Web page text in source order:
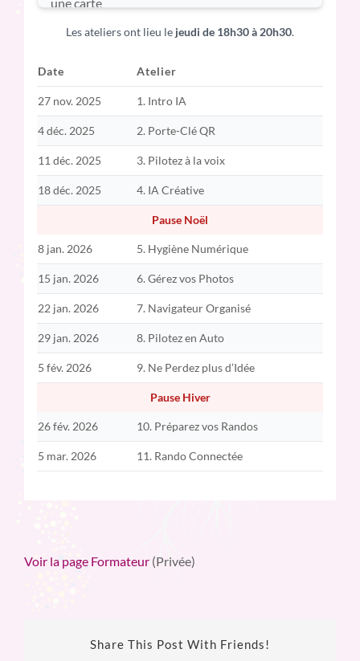
Les ateliers ont lieu le jeudi de 18h30 à 20h30.
Date Atelier
27 nov. 2025 1. Intro IA
4 déc. 2025 2. Porte-Clé QR
11 déc. 2025 3. Pilotez à la voix
18 déc. 2025 4. IA Créative
Pause Noël
8 jan. 2026 5. Hygiène Numérique
15 jan. 2026 6. Gérez vos Photos
22 jan. 2026 7. Navigateur Organisé
29 jan. 2026 8. Pilotez en Auto
5 fév. 2026 9. Ne Perdez plus d’Idée
Pause Hiver
26 fév. 2026 10. Préparez vos Randos
5 mar. 2026 11. Rando Connectée
Voir la page Formateur (Privée)
Share This Post With Friends!